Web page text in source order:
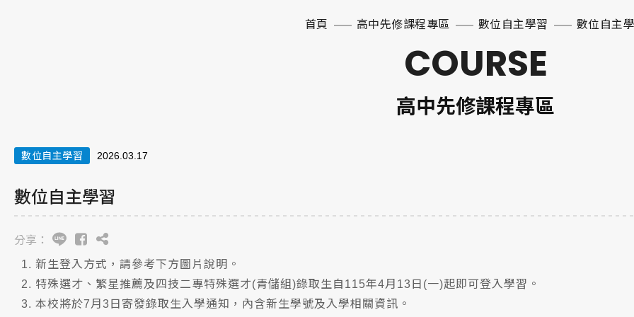
首頁 高中先修課程專區 數位自主學習 數位自主
COURSE
高中先修課程專區
數位自主學習 2026.03.17
數位自主學習
分享：
新生登入方式，請參考下方圖片說明。
特殊選才、繁星推薦及四技二專特殊選才(青儲組)錄取生自115年4月13日(一)起即可登入學習。
本校將於7月3日寄發錄取生入學通知，內含新生學號及入學相關資訊。